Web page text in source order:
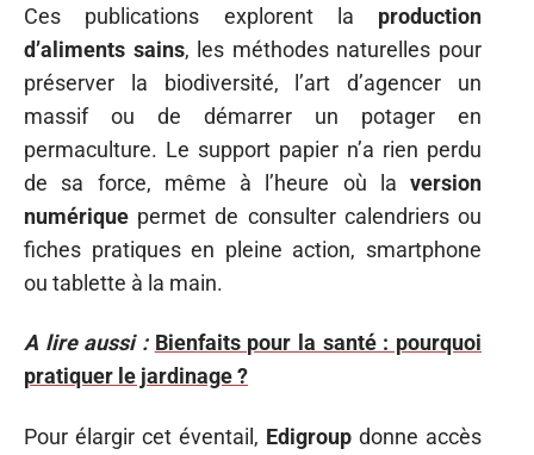
Ces publications explorent la production
d’aliments sains, les méthodes naturelles pour
préserver la biodiversité, l’art d’agencer un
massif ou de démarrer un potager en
permaculture. Le support papier n’a rien perdu
de sa force, même à l’heure où la version
numérique permet de consulter calendriers ou
fiches pratiques en pleine action, smartphone
ou tablette à la main.
A lire aussi : Bienfaits pour la santé : pourquoi
pratiquer le jardinage ?
Pour élargir cet éventail, Edigroup donne accès